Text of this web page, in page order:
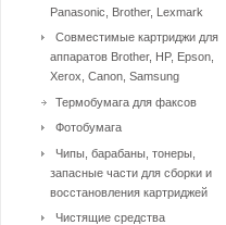
Panasonic, Brother, Lexmark
Совместимые картриджи для
аппаратов Brother, HP, Epson,
Xerox, Canon, Samsung
Термобумага для факсов
Фотобумага
Чипы, барабаны, тонеры,
запасные части для сборки и
восстановления картриджей
Чистящие средства